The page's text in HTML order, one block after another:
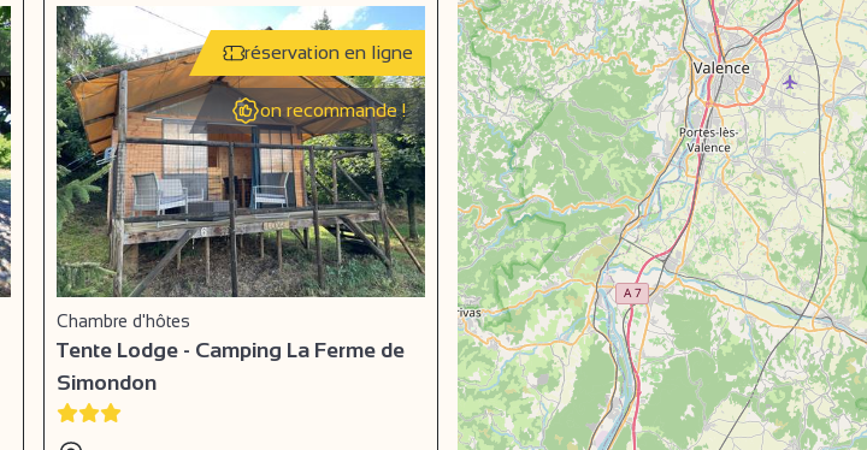
réservation en ligne
on recommande !
Chambre d'hôtes
Tente Lodge - Camping La Ferme de
Simondon